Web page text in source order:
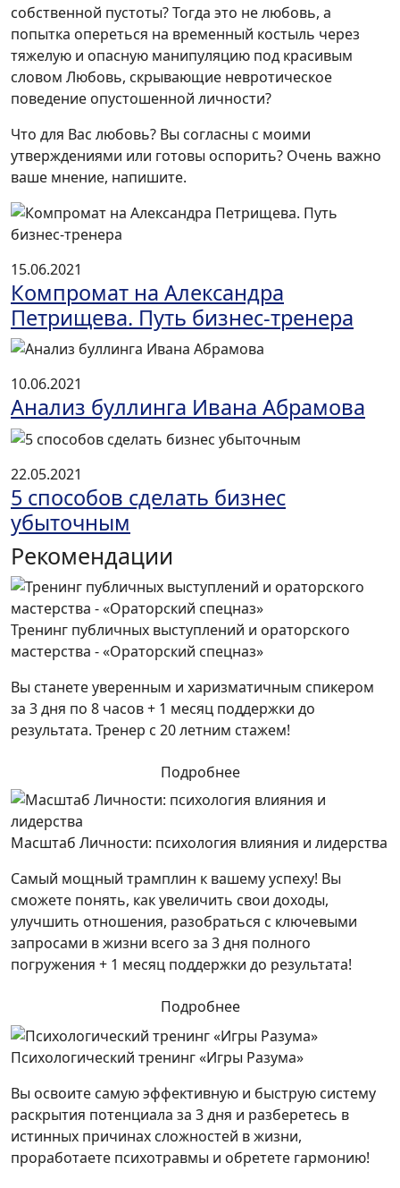
собственной пустоты? Тогда это не любовь, а
попытка опереться на временный костыль через
тяжелую и опасную манипуляцию под красивым
словом Любовь, скрывающие невротическое
поведение опустошенной личности?
Что для Вас любовь? Вы согласны с моими
утверждениями или готовы оспорить? Очень важно
ваше мнение, напишите.
15.06.2021
Компромат на Александра
Петрищева. Путь бизнес-тренера
10.06.2021
Анализ буллинга Ивана Абрамова
22.05.2021
5 способов сделать бизнес
убыточным
Рекомендации
Тренинг публичных выступлений и ораторского
мастерства - «Ораторский спецназ»
Вы станете уверенным и харизматичным спикером
за 3 дня по 8 часов + 1 месяц поддержки до
результата. Тренер с 20 летним стажем!
Подробнее
Масштаб Личности: психология влияния и лидерства
Самый мощный трамплин к вашему успеху! Вы
сможете понять, как увеличить свои доходы,
улучшить отношения, разобраться с ключевыми
запросами в жизни всего за 3 дня полного
погружения + 1 месяц поддержки до результата!
Подробнее
Психологический тренинг «Игры Разума»
Вы освоите самую эффективную и быструю систему
раскрытия потенциала за 3 дня и разберетесь в
истинных причинах сложностей в жизни,
проработаете психотравмы и обретете гармонию!